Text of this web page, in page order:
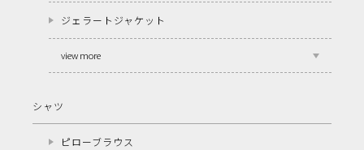
ジェラートジャケット
view more
シャツ
ピローブラウス